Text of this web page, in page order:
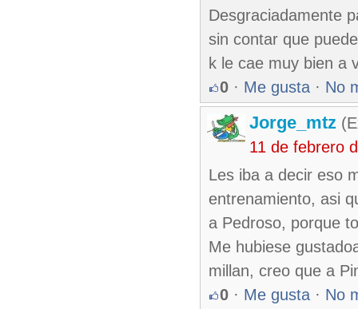
Desgraciadamente
sin contar que
k le cae muy bien a
0 · Me gusta · No
Jorge_mtz
11 de febrero
Les iba a decir eso
entrenamiento, asi
a Pedroso, porque
Me hubiese
millan, creo que a
0 · Me gusta · No